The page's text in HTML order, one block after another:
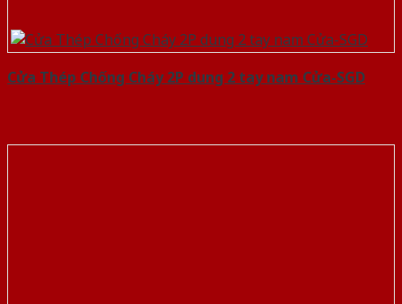
Cửa Thép Chống Cháy 2P dung 2 tay nam Cửa-SGD